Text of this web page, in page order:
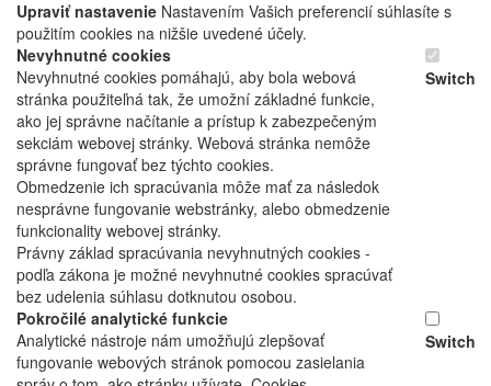
Upraviť nastavenie Nastavením Vašich preferencií súhlasíte s
použitím cookies na nižšie uvedené účely.
Nevyhnutné cookies
Nevyhnutné cookies pomáhajú, aby bola webová
stránka použiteľná tak, že umožní základné funkcie,
ako jej správne načítanie a prístup k zabezpečeným
sekciám webovej stránky. Webová stránka nemôže
správne fungovať bez týchto cookies.
Obmedzenie ich spracúvania môže mať za následok
nesprávne fungovanie webstránky, alebo obmedzenie
funkcionality webovej stránky.
Právny základ spracúvania nevyhnutných cookies -
podľa zákona je možné nevyhnutné cookies spracúvať
bez udelenia súhlasu dotknutou osobou.
Switch
Pokročilé analytické funkcie
Analytické nástroje nám umožňujú zlepšovať
fungovanie webových stránok pomocou zasielania
Switch